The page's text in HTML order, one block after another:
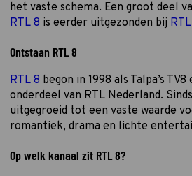
het vaste schema. Een groot deel
RTL 8 is eerder uitgezonden bij
Ontstaan RTL 8
RTL 8 begon in 1998 als Talpa’s
onderdeel van RTL Nederland.
uitgegroeid tot een vaste waarde
romantiek, drama en lichte
Op welk kanaal zit RTL 8?